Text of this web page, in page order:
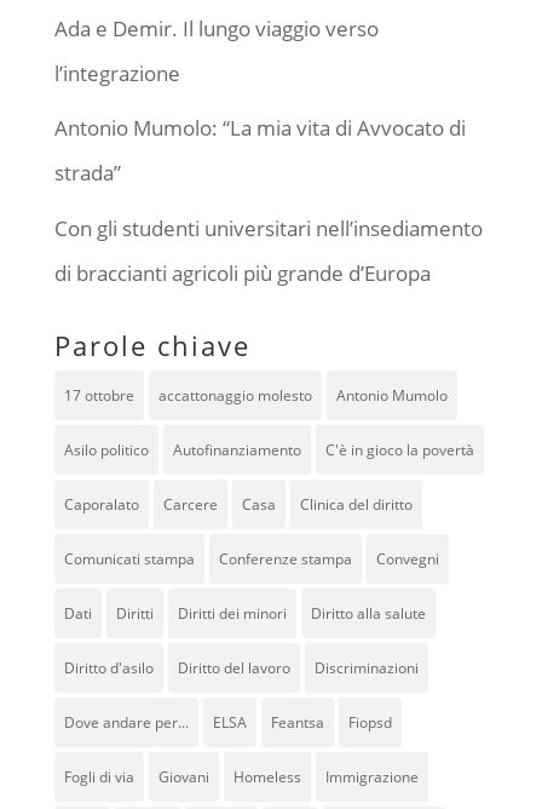
Ada e Demir. Il lungo viaggio verso
l’integrazione
Antonio Mumolo: “La mia vita di Avvocato di
strada”
Con gli studenti universitari nell’insediamento
di braccianti agricoli più grande d’Europa
Parole chiave
17 ottobre accattonaggio molesto Antonio Mumolo
Asilo politico Autofinanziamento C'è in gioco la povertà
Caporalato Carcere Casa Clinica del diritto
Comunicati stampa Conferenze stampa Convegni
Dati Diritti Diritti dei minori Diritto alla salute
Diritto d'asilo Diritto del lavoro Discriminazioni
Dove andare per... ELSA Feantsa Fiopsd
Fogli di via Giovani Homeless Immigrazione